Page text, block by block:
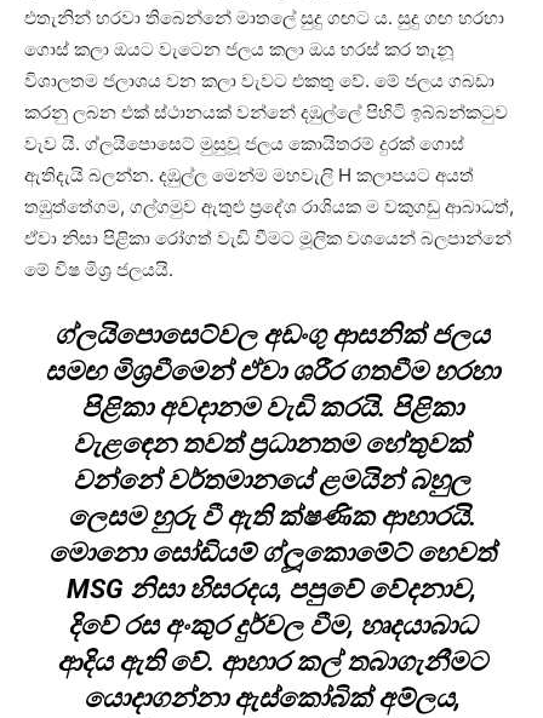
එතැනින් හරවා තිබෙන්නේ මාතලේ සුදු ගඟට ය. සුදු ගඟ හරහා
ගොස් කලා ඔයට වැටෙන ජලය කලා ඔය හරස් කර තැනූ
විශාලතම ජලාශය වන කලා වැවට එකතු වේ. මේ ජලය ගබඩා
කරනු ලබන එක් ස්ථානයක් වන්නේ දඹුල්ලේ පිහිටි ඉබ්බන්කටුව
වැව යි. ග්ලයිපොසෙට් මුසුවූ ජලය කොයිතරම් දුරක් ගොස්
ඇතිදැයි බලන්න. දඹුල්ල මෙන්ම මහවැලි H කලාපයට අයත්
තඹුත්තේගම, ගල්ගමුව ඇතුළු ප්‍රදේශ රාශියක ම වකුගඩු ආබාධත්,
ඒවා නිසා පිළිකා රෝගත් වැඩි වීමට මූලික වශයෙන් බලපාන්නේ
මේ විෂ මිශ්‍ර ජලයයි.
ග්ලයිපොසෙට්වල අඩංගු ආසනික් ජලය
සමඟ මිශ්‍රවීමෙන් ඒවා ශරීර ගතවීම හරහා
පිළිකා අවදානම වැඩි කරයි. පිළිකා
වැළඳෙන තවත් ප්‍රධානතම හේතුවක්
වන්නේ වර්තමානයේ ළමයින් බහුල
ලෙසම හුරු වී ඇති ක්ෂණික ආහාරයි.
මොනො සෝඩියම් ග්ලූකොමේට් හෙවත්
MSG නිසා හිසරදය, පපුවේ වේදනාව,
දිවේ රස අංකුර දුර්වල වීම, හෘදයාබාධ
ආදිය ඇති වේ. ආහාර කල් තබාගැනීමට
යොදාගන්නා ඇස්කෝබික් අම්ලය,